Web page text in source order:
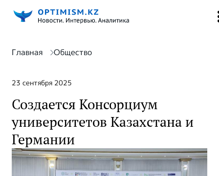
Главная Общество
23 сентября 2025
Создается Консорциум
университетов Казахстана и
Германии